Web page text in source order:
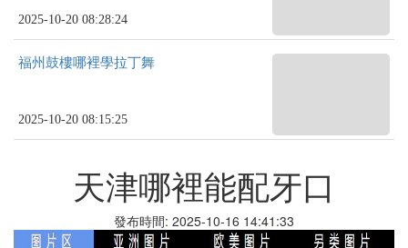
2025-10-20 08:28:24
福州鼓樓哪裡學拉丁舞
2025-10-20 08:15:25
天津哪裡能配牙口
發布時間: 2025-10-16 14:41:33